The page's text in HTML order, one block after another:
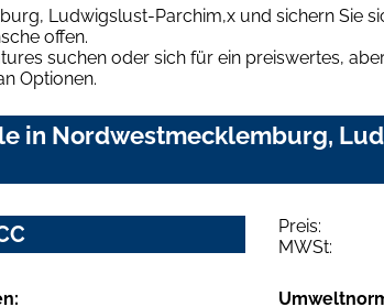
Ludwigslust-Parchim,x und sichern Sie
offen.
suchen oder sich für ein preiswertes,
Optionen.
in Nordwestmecklemburg,
Preis:
MWSt: